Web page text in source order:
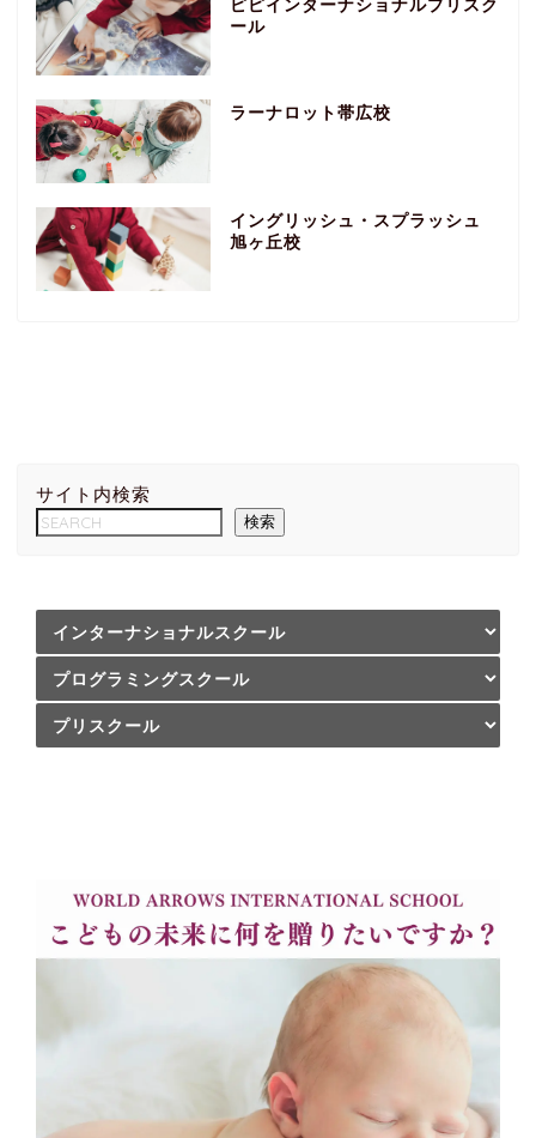
ピピインターナショナルプリスク
ール
ラーナロット帯広校
イングリッシュ・スプラッシュ
旭ヶ丘校
サイト内検索
検索